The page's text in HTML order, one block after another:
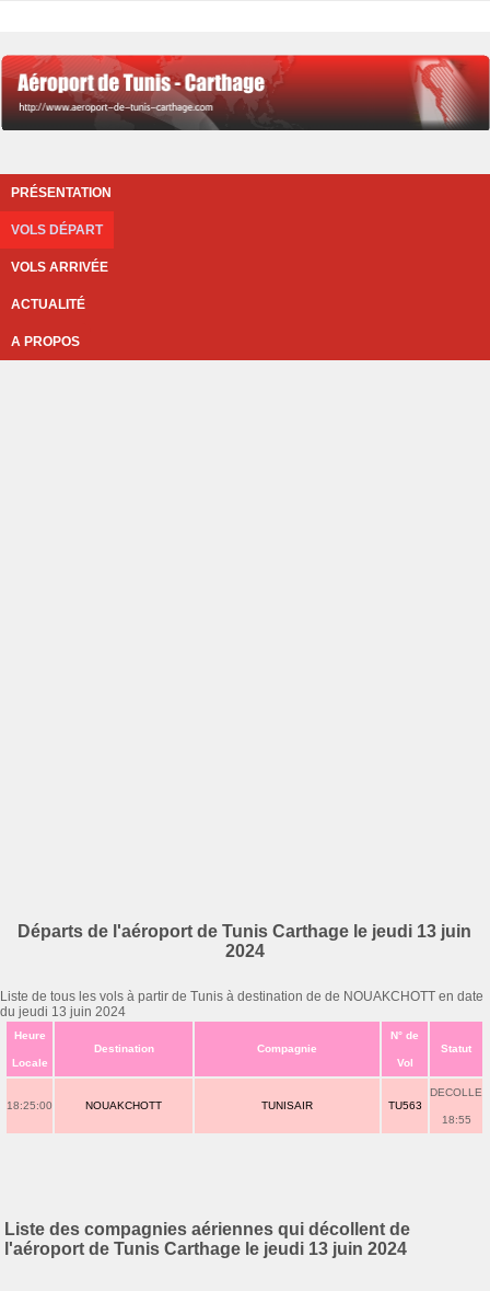
PRÉSENTATION
VOLS DÉPART
VOLS ARRIVÉE
ACTUALITÉ
A PROPOS
Départs de l'aéroport de Tunis Carthage le jeudi 13 juin
2024
Liste de tous les vols à partir de Tunis à destination de de NOUAKCHOTT en date
du jeudi 13 juin 2024
Heure
Locale
Destination Compagnie
N° de
Vol
Statut
18:25:00 NOUAKCHOTT TUNISAIR TU563
DECOLLE
18:55
Liste des compagnies aériennes qui décollent de
l'aéroport de Tunis Carthage le jeudi 13 juin 2024